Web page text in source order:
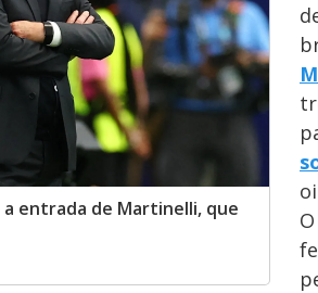
entrada de Martinelli, que